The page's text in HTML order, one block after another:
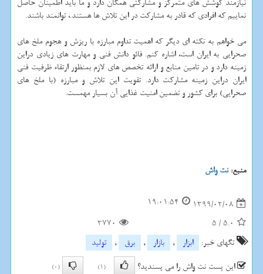
نماییم که افرادی که قادر به مشارکت در این تلاش ها هستند.، توانمند باشند.
می خواهم به نکته ای دیگر که اهمیت تداوم مبارزه با ریزش و هجوم ملخ های
صحرایی به ایران است، اشاره کنم. فائو دانش فنی و مهارت های زیادی دراین
زمینه دارد و در تامین منابع و ارائه تخصص های لازم بمنظور ارتقاء ظرفیت فنی
ایران دراین زمینه مشارکت دارد. تقویت این تلاش و مبارزه (با ملخ های
صحرایی) برای کشور و تضمین امنیت غذایی آن بسیار مهمست.
منبع:نت واش
1399/02/08
19:01:54
5.0
/
5
3770
تگهای خبر:
ابزار , بازار , برق ,
تولید
این پست نت واش را می پسندید؟
(1)
(0)